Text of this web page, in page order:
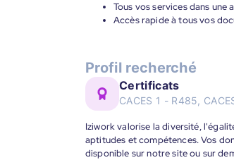
Tous vos services dans une
Accès rapide à tous vos
Profil recherché
Certificats
CACES 1 - R485,
Iziwork valorise la diversité,
aptitudes et compétences. Vos
disponible sur notre site ou sur